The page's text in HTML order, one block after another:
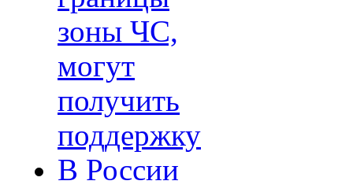
зоны ЧС,
могут
получить
поддержку
В России